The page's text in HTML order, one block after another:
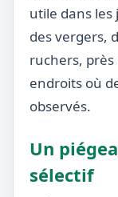
utile dans
des vergers,
ruchers, près
endroits où
observés.
Un
sélectif